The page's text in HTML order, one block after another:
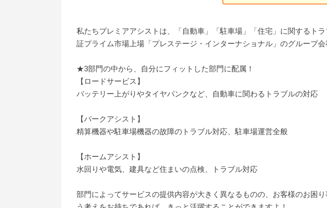
私たちプレミアアシストは、「自動車」「駐車場」「住宅」に関するト
証プライム市場上場「プレステージ・インターナショナル」のグループ
★3部門の中から、自分にフィットした部門に配属！
【ロードサービス】
バッテリー上がりやタイヤパンクなど、自動車に関わるトラブルの対応
【パークアシスト】
精算機器や駐車場機器の故障のトラブル対応、駐車場運営全般
【ホームアシスト】
水回りや電気、建具など住まいの点検、トラブル対応
部門によってサービスの提供内容が大きく異なるものの、お客様のお困